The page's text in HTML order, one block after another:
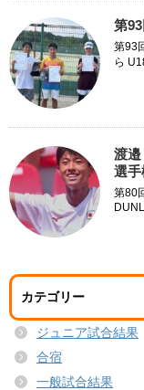
第
第93
ら
渡
選手
第80
カテゴリー
ジュニア試合結果
合宿
一般試合結果